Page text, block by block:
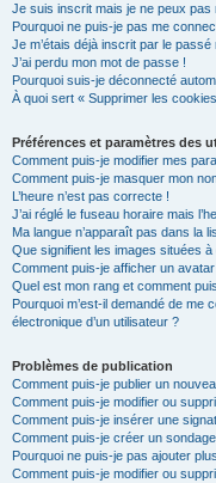
Je suis inscrit mais je ne peux pas
Pourquoi ne puis-je pas me
Je m’étais déjà inscrit par le
J’ai perdu mon mot de passe !
Pourquoi suis-je déconnecté
À quoi sert « Supprimer les
Préférences et paramètres des
Comment puis-je modifier mes
Comment puis-je masquer mon
L’heure n’est pas correcte !
J’ai réglé le fuseau horaire mais
Ma langue n’apparaît pas dans la
Que signifient les images situées à
Comment puis-je afficher un
Quel est mon rang et comment
Pourquoi m’est-il demandé de me
électronique d’un utilisateur ?
Problèmes de publication
Comment puis-je publier un
Comment puis-je modifier ou
Comment puis-je insérer une
Comment puis-je créer un
Pourquoi ne puis-je pas ajouter
Comment puis-je modifier ou